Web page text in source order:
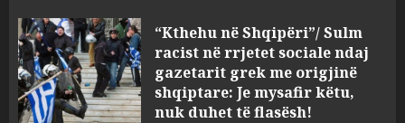
“Kthehu në Shqipëri”/ Sulm
racist në rrjetet sociale ndaj
gazetarit grek me origjinë
shqiptare: Je mysafir këtu,
nuk duhet të flasësh!